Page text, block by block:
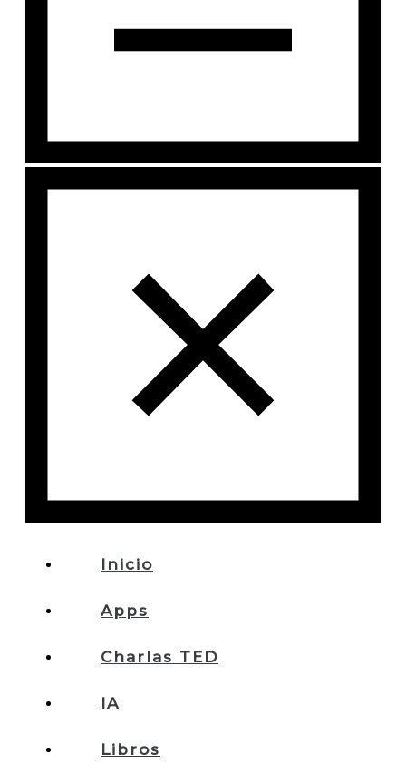
Inicio
Apps
Charlas TED
IA
Libros